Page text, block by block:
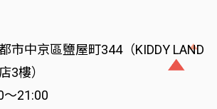
市中京區鹽屋町344（KIDDY LAND
3樓）
～21:00